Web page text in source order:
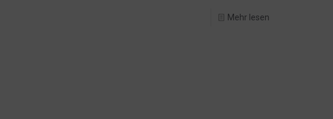
Mehr lesen